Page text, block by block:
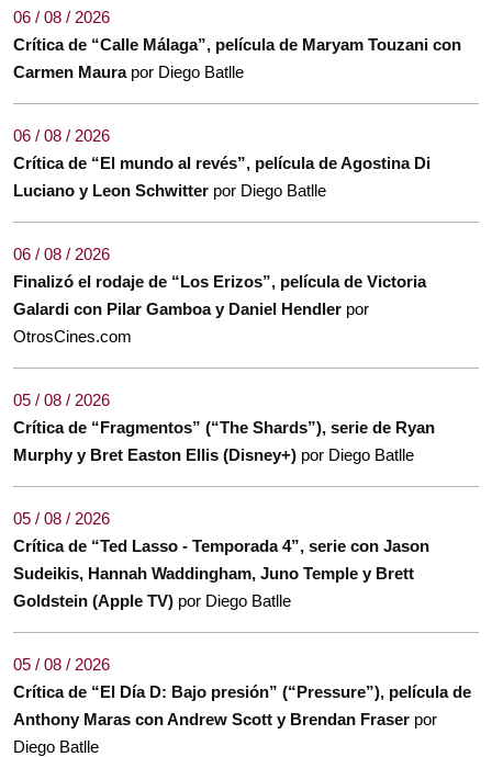
06 / 08 / 2026
Crítica de “Calle Málaga”, película de Maryam Touzani con
Carmen Maura por Diego Batlle
06 / 08 / 2026
Crítica de “El mundo al revés”, película de Agostina Di
Luciano y Leon Schwitter por Diego Batlle
06 / 08 / 2026
Finalizó el rodaje de “Los Erizos”, película de Victoria
Galardi con Pilar Gamboa y Daniel Hendler por
OtrosCines.com
05 / 08 / 2026
Crítica de “Fragmentos” (“The Shards”), serie de Ryan
Murphy y Bret Easton Ellis (Disney+) por Diego Batlle
05 / 08 / 2026
Crítica de “Ted Lasso - Temporada 4”, serie con Jason
Sudeikis, Hannah Waddingham, Juno Temple y Brett
Goldstein (Apple TV) por Diego Batlle
05 / 08 / 2026
Crítica de “El Día D: Bajo presión” (“Pressure”), película de
Anthony Maras con Andrew Scott y Brendan Fraser por
Diego Batlle